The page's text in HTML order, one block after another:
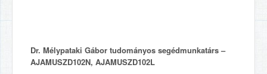
Dr. Mélypataki Gábor tudományos segédmunkatárs –
AJAMUSZD102N, AJAMUSZD102L